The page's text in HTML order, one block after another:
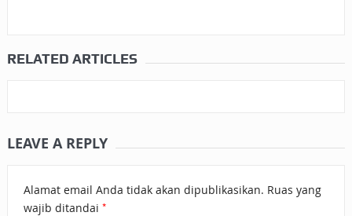
RELATED ARTICLES
LEAVE A REPLY
Alamat email Anda tidak akan dipublikasikan. Ruas yang
wajib ditandai *